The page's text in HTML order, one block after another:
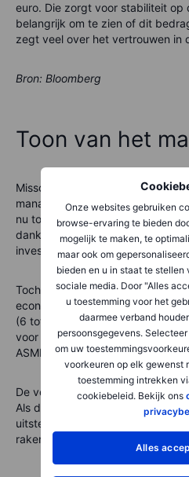
Onze websites gebruiken
browse-ervaring te bieden
mogelijk te maken, te
maar ook om
bieden en u in staat te
sociale media. Door "Alles
u toestemming voor het
daarmee verband
persoonsgegevens.
om uw
voorkeuren op elk gewenst
toestemming intrekken
cookiebeleid. Bekijk ons
Alles
euro. Die zorgt voor stabiliteit op
belangrijk om te zien of dit
zegt veel over het vertrouwen in
Bron: Bloomberg
Toon van het
Misschien nog belangrijker dan
management van ASML zegt
nu toe klonk het bedrijf altijd
dankzij groeiende vraag naar AI,
investeringen in geavanceerde
Toch is de vraag: blijven ze net
economische klimaat
(6 tot 12 maanden, afhankelijk
voor enige buffer, maar vooral
ASML die weerbaarheid kan
De voorraden in de chipsector
Als de vraag vertraagt, kunnen
uitstellen of annuleren—en dat
raken.